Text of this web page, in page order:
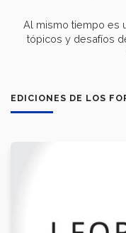
Al mismo tiempo es
tópicos y desafíos
EDICIONES DE LOS